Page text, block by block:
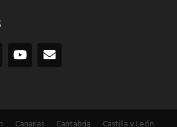
Canarias Cantabria
Castilla y León